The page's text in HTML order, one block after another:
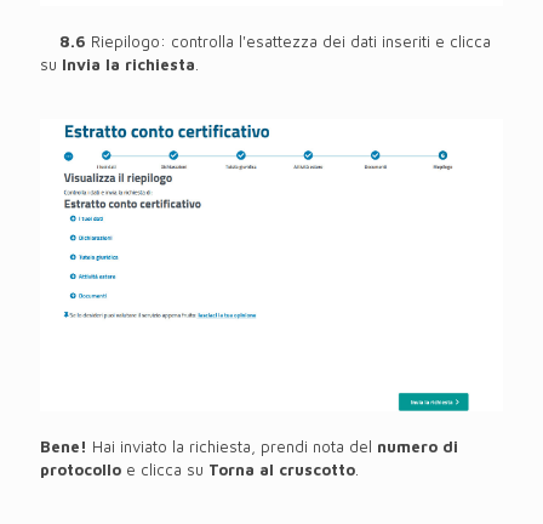
8.6 Riepilogo: controlla l'esattezza dei dati inseriti e clicca
su Invia la richiesta
Bene! Hai inviato la richiesta, prendi nota del numero di
protocollo e clicca su Torna al cruscotto